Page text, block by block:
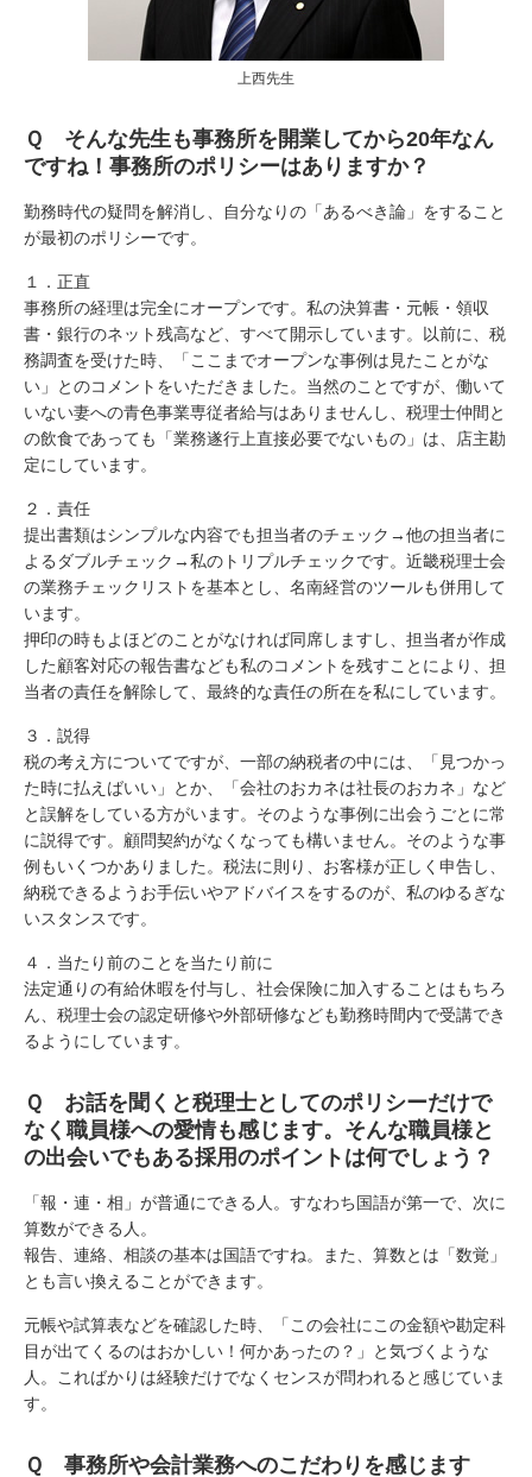
上西先生
Ｑ そんな先生も事務所を開業してから20年なん
ですね！事務所のポリシーはありますか？
勤務時代の疑問を解消し、自分なりの「あるべき論」をすること
が最初のポリシーです。
１．正直
事務所の経理は完全にオープンです。私の決算書・元帳・領収
書・銀行のネット残高など、すべて開示しています。以前に、税
務調査を受けた時、「ここまでオープンな事例は見たことがな
い」とのコメントをいただきました。当然のことですが、働いて
いない妻への青色事業専従者給与はありませんし、税理士仲間と
の飲食であっても「業務遂行上直接必要でないもの」は、店主勘
定にしています。
２．責任
提出書類はシンプルな内容でも担当者のチェック→他の担当者に
よるダブルチェック→私のトリプルチェックです。近畿税理士会
の業務チェックリストを基本とし、名南経営のツールも併用して
います。
押印の時もよほどのことがなければ同席しますし、担当者が作成
した顧客対応の報告書なども私のコメントを残すことにより、担
当者の責任を解除して、最終的な責任の所在を私にしています。
３．説得
税の考え方についてですが、一部の納税者の中には、「見つかっ
た時に払えばいい」とか、「会社のおカネは社長のおカネ」など
と誤解をしている方がいます。そのような事例に出会うごとに常
に説得です。顧問契約がなくなっても構いません。そのような事
例もいくつかありました。税法に則り、お客様が正しく申告し、
納税できるようお手伝いやアドバイスをするのが、私のゆるぎな
いスタンスです。
４．当たり前のことを当たり前に
法定通りの有給休暇を付与し、社会保険に加入することはもちろ
ん、税理士会の認定研修や外部研修なども勤務時間内で受講でき
るようにしています。
Ｑ お話を聞くと税理士としてのポリシーだけで
なく職員様への愛情も感じます。そんな職員様と
の出会いでもある採用のポイントは何でしょう？
「報・連・相」が普通にできる人。すなわち国語が第一で、次に
算数ができる人。
報告、連絡、相談の基本は国語ですね。また、算数とは「数覚」
とも言い換えることができます。
元帳や試算表などを確認した時、「この会社にこの金額や勘定科
目が出てくるのはおかしい！何かあったの？」と気づくような
人。こればかりは経験だけでなくセンスが問われると感じていま
す。
Ｑ 事務所や会計業務へのこだわりを感じます